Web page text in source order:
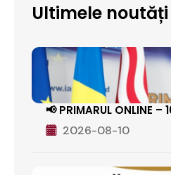
Ultimele noutăți
📢 PRIMARUL ONLINE –
2026-08-10